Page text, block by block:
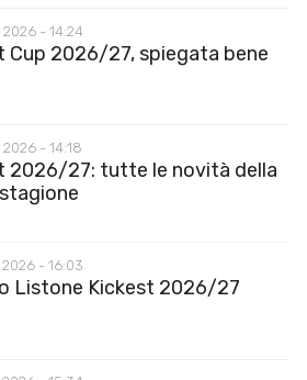
- 14:24
Cup 2026/27, spiegata bene
- 14:18
2026/27: tutte le novità della
- 16:03
Listone Kickest 2026/27